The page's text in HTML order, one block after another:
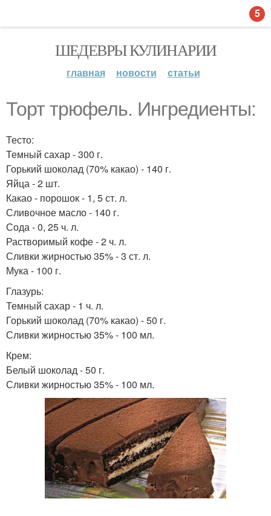
ШЕДЕВРЫ КУЛИНАРИИ
главная новости статьи
Торт трюфель. Ингредиенты:
Тесто:
Темный сахар - 300 г.
Горький шоколад (70% какао) - 140 г.
Яйца - 2 шт.
Какао - порошок - 1, 5 ст. л.
Сливочное масло - 140 г.
Сода - 0, 25 ч. л.
Растворимый кофе - 2 ч. л.
Сливки жирностью 35% - 3 ст. л.
Мука - 100 г.
Глазурь:
Темный сахар - 1 ч. л.
Горький шоколад (70% какао) - 50 г.
Сливки жирностью 35% - 100 мл.
Крем:
Белый шоколад - 50 г.
Сливки жирностью 35% - 100 мл.
5